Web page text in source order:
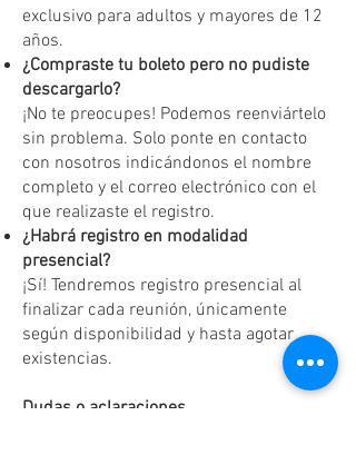
exclusivo para adultos y mayores de 12
años.
¿Compraste tu boleto pero no pudiste
descargarlo?
¡No te preocupes! Podemos reenviártelo
sin problema. Solo ponte en contacto
con nosotros indicándonos el nombre
completo y el correo electrónico con el
que realizaste el registro.
¿Habrá registro en modalidad
presencial?
¡Sí! Tendremos registro presencial al
finalizar cada reunión, únicamente
según disponibilidad y hasta agotar
existencias.
Dudas o aclaraciones